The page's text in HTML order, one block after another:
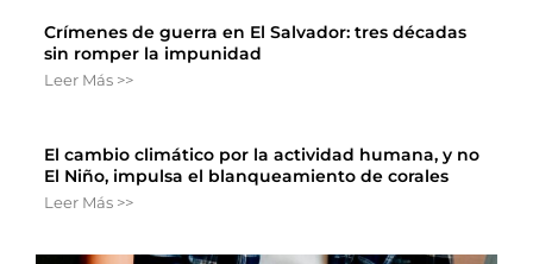
Crímenes de guerra en El Salvador: tres décadas
sin romper la impunidad
Leer Más >>
El cambio climático por la actividad humana, y no
El Niño, impulsa el blanqueamiento de corales
Leer Más >>